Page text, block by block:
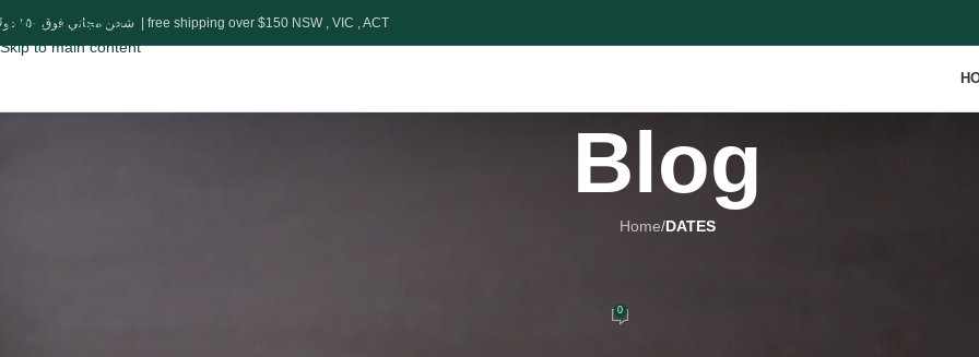
Skip to navigation
Skip to main content
شحن مجاني فوق ١٥٠ دولار | free shipping over $150 NSW , VIC , ACT
Blog
Home/DATES
0